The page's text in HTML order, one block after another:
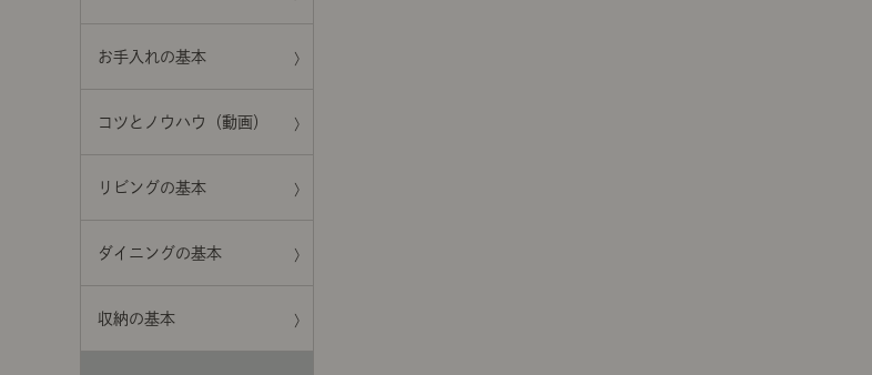
お手入れの基本
コツとノウハウ（動画）
リビングの基本
ダイニングの基本
収納の基本